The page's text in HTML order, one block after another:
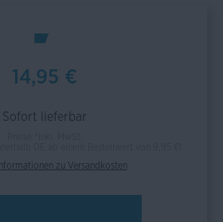
14,95 €
Sofort lieferbar
zu Versandkosten